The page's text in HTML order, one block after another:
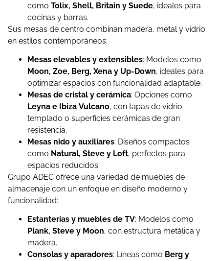
como Tolix, Shell, Britain y Suede, ideales para
cocinas y barras.
Sus mesas de centro combinan madera, metal y vidrio
en estilos contemporáneos:
Mesas elevables y extensibles: Modelos como
Moon, Zoe, Berg, Xena y Up-Down, ideales para
optimizar espacios con funcionalidad adaptable.
Mesas de cristal y cerámica: Opciones como
Leyna e Ibiza Vulcano, con tapas de vidrio
templado o superficies cerámicas de gran
resistencia.
Mesas nido y auxiliares: Diseños compactos
como Natural, Steve y Loft, perfectos para
espacios reducidos.
Grupo ADEC ofrece una variedad de muebles de
almacenaje con un enfoque en diseño moderno y
funcionalidad:
Estanterías y muebles de TV: Modelos como
Plank, Steve y Moon, con estructura metálica y
madera.
Consolas y aparadores: Líneas como Berg y